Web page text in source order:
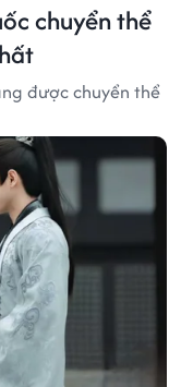
chuyển thể
được chuyển thể